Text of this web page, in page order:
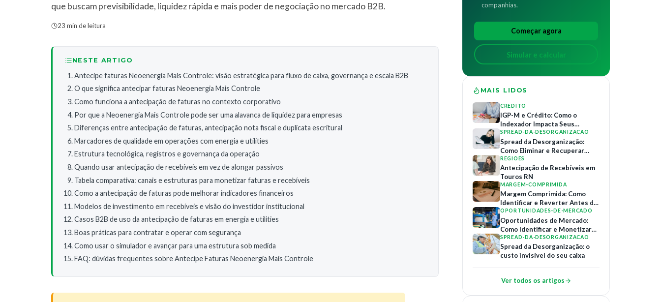
que buscam previsibilidade, liquidez rápida e mais poder de negociação no mercado B2B.
23 min de leitura
NESTE ARTIGO
Antecipe faturas Neoenergia Mais Controle: visão estratégica para fluxo de caixa, governança e escala B2B
O que significa antecipar faturas Neoenergia Mais Controle
Como funciona a antecipação de faturas no contexto corporativo
Por que a Neoenergia Mais Controle pode ser uma alavanca de liquidez para empresas
Diferenças entre antecipação de faturas, antecipação nota fiscal e duplicata escritural
Marcadores de qualidade em operações com energia e utilities
Estrutura tecnológica, registros e governança da operação
Quando usar antecipação de recebíveis em vez de alongar passivos
Tabela comparativa: canais e estruturas para monetizar faturas e recebíveis
Como a antecipação de faturas pode melhorar indicadores financeiros
Modelos de investimento em recebíveis e visão do investidor institucional
Casos B2B de uso da antecipação de faturas em energia e utilities
Boas práticas para contratar e operar com segurança
Como usar o simulador e avançar para uma estrutura sob medida
FAQ: dúvidas frequentes sobre Antecipe Faturas Neoenergia Mais Controle
companhias.
Começar agora
Simular e calcular
MAIS LIDOS
CREDITO
IGP-M e Crédito: Como o
Indexador Impacta Seus
Contratos de Financiamento
SPREAD-DA-DESORGANIZACAO
Spread da Desorganização:
Como Eliminar e Recuperar
Margem
REGIOES
Antecipação de Recebíveis em
Touros RN
MARGEM-COMPRIMIDA
Margem Comprimida: Como
Identificar e Reverter Antes do
Colapso
OPORTUNIDADES-DE-MERCADO
Oportunidades de Mercado:
Como Identificar e Monetizar
Relações B2B
SPREAD-DA-DESORGANIZACAO
Spread da Desorganização: o
custo invisível do seu caixa
Ver todos os artigos